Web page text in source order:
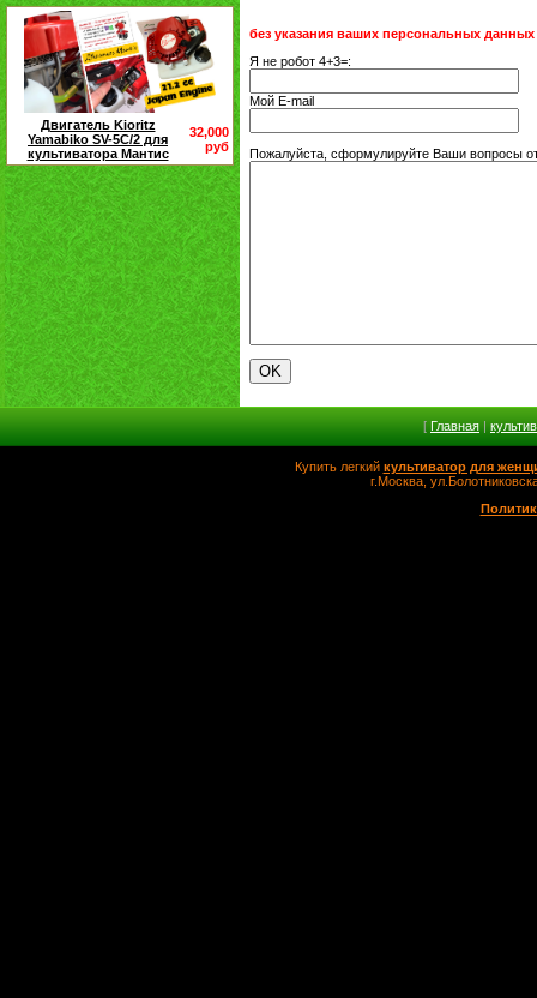
Двигатель Kioritz
Yamabiko SV-5C/2 для
культиватора Мантис
32,000
руб
без указания ваших персональных данных
Я не робот 4+3=:
Мой E-mail
Пожалуйста, сформулируйте Ваши вопросы
[ Главная |
Купить легкий культиватор для
г.Москва,